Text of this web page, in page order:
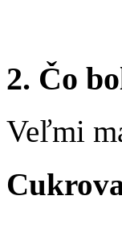
2. Čo
Veľmi